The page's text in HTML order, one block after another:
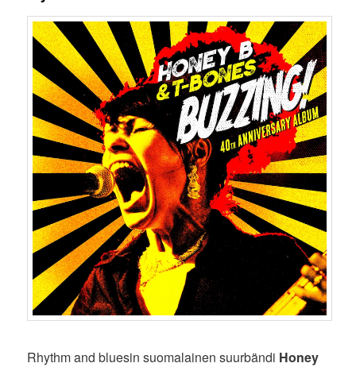
Rhythm and bluesin suomalainen suurbändi Honey